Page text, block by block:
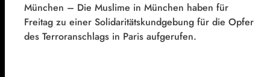
München – Die Muslime in München haben für
Freitag zu einer Solidaritätskundgebung für die Opfer
des Terroranschlags in Paris aufgerufen.